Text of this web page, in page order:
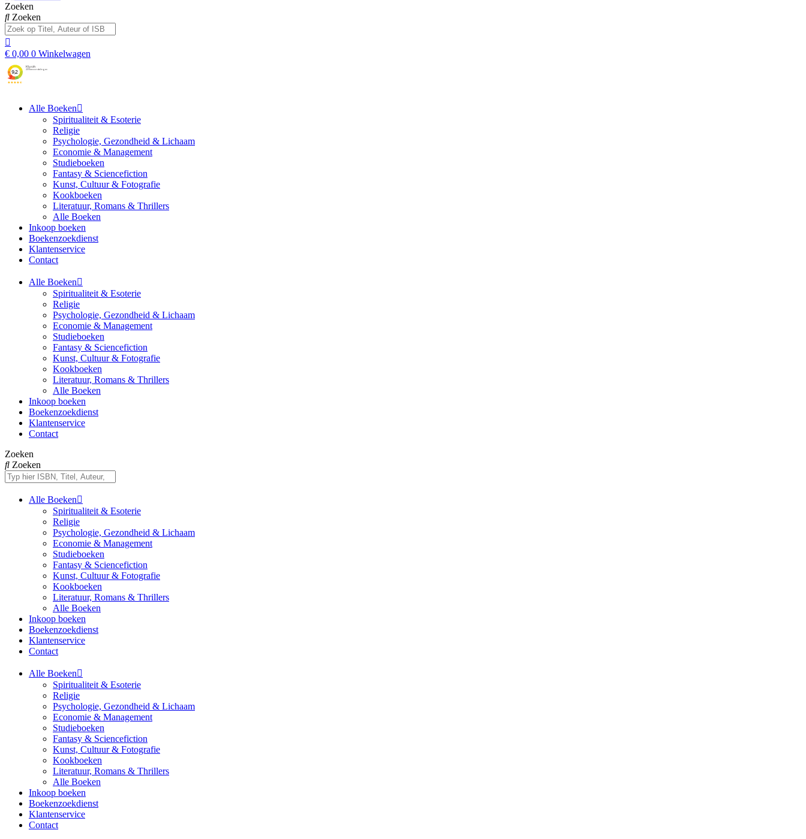
Zoeken
Zoeken
€ 0,00 0 Winkelwagen
Alle Boeken
Spiritualiteit & Esoterie
Religie
Psychologie, Gezondheid & Lichaam
Economie & Management
Studieboeken
Fantasy & Sciencefiction
Kunst, Cultuur & Fotografie
Kookboeken
Literatuur, Romans & Thrillers
Alle Boeken
Inkoop boeken
Boekenzoekdienst
Klantenservice
Contact
Alle Boeken
Spiritualiteit & Esoterie
Religie
Psychologie, Gezondheid & Lichaam
Economie & Management
Studieboeken
Fantasy & Sciencefiction
Kunst, Cultuur & Fotografie
Kookboeken
Literatuur, Romans & Thrillers
Alle Boeken
Inkoop boeken
Boekenzoekdienst
Klantenservice
Contact
Zoeken
Zoeken
Alle Boeken
Spiritualiteit & Esoterie
Religie
Psychologie, Gezondheid & Lichaam
Economie & Management
Studieboeken
Fantasy & Sciencefiction
Kunst, Cultuur & Fotografie
Kookboeken
Literatuur, Romans & Thrillers
Alle Boeken
Inkoop boeken
Boekenzoekdienst
Klantenservice
Contact
Alle Boeken
Spiritualiteit & Esoterie
Religie
Psychologie, Gezondheid & Lichaam
Economie & Management
Studieboeken
Fantasy & Sciencefiction
Kunst, Cultuur & Fotografie
Kookboeken
Literatuur, Romans & Thrillers
Alle Boeken
Inkoop boeken
Boekenzoekdienst
Klantenservice
Contact